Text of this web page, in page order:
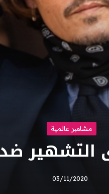
مشاهير عالمية
التشهير
03/11/2020